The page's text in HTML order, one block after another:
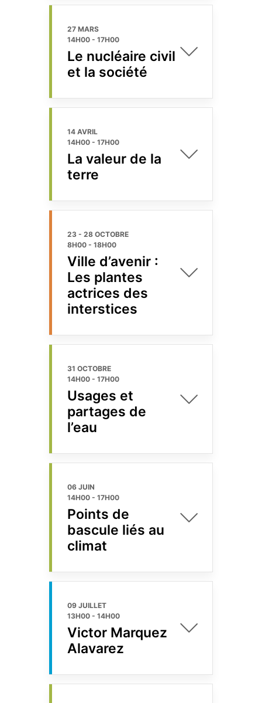
27 MARS
14H00 - 17H00
Le nucléaire civil
et la société
14 AVRIL
14H00 - 17H00
La valeur de la
terre
23 - 28 OCTOBRE
8H00 - 18H00
Ville d’avenir :
Les plantes
actrices des
interstices
31 OCTOBRE
14H00 - 17H00
Usages et
partages de
l’eau
06 JUIN
14H00 - 17H00
Points de
bascule liés au
climat
09 JUILLET
13H00 - 14H00
Victor Marquez
Alavarez